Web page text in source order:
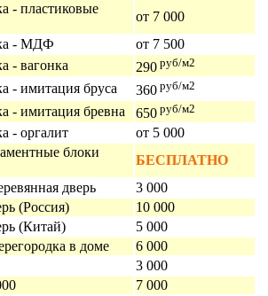
- пластиковые
от 7 000
- МДФ
от 7 500
- вагонка
290 руб/м2
- имитация бруса 360 руб/м2
- имитация бревна 650 руб/м2
- оргалит
от 5 000
блоки
БЕСПЛАТНО
дверь
3 000
(Россия)
10 000
(Китай)
5 000
в доме
6 000
3 000
7 000